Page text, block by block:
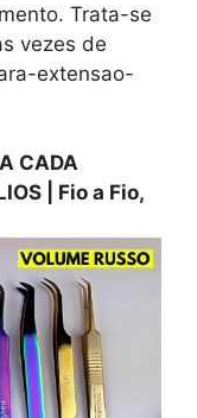
Trata-se
vezes de
extensao-
CADA
| Fio a Fio,